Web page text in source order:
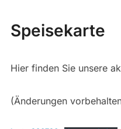
Speisekarte
Hier finden Sie unsere
(Änderungen